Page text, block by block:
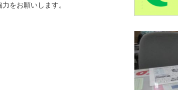
をお願いします。